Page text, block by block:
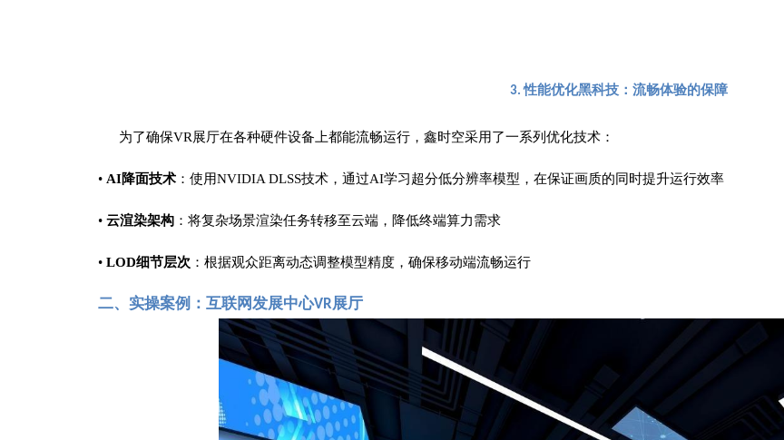
3.性能优化黑科技：流畅体验的保障
为了确保VR展厅在各种硬件设备上都能流畅运行，鑫时空采用了一系列优化技术：
• AI降面技术 ：使用NVIDIA DLSS技术，通过AI学习超分低分辨率模型，在保证画质的同时提升运行效率
•云渲染架构 ：将复杂场景渲染任务转移至云端，降低终端算力需求
•LOD细节层次 ：根据观众距离动态调整模型精度，确保移动端流畅运行
二、 实操案例：互联网发展中心VR展厅